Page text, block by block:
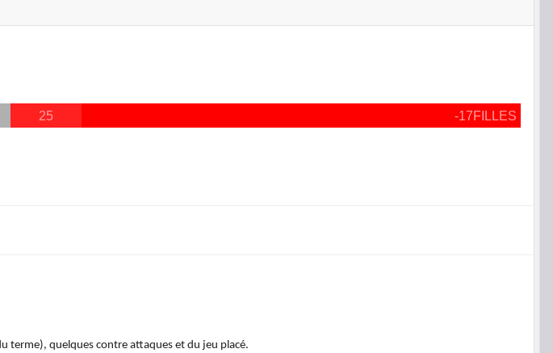
25 -17FILLES
terme), quelques contre attaques et du jeu placé.